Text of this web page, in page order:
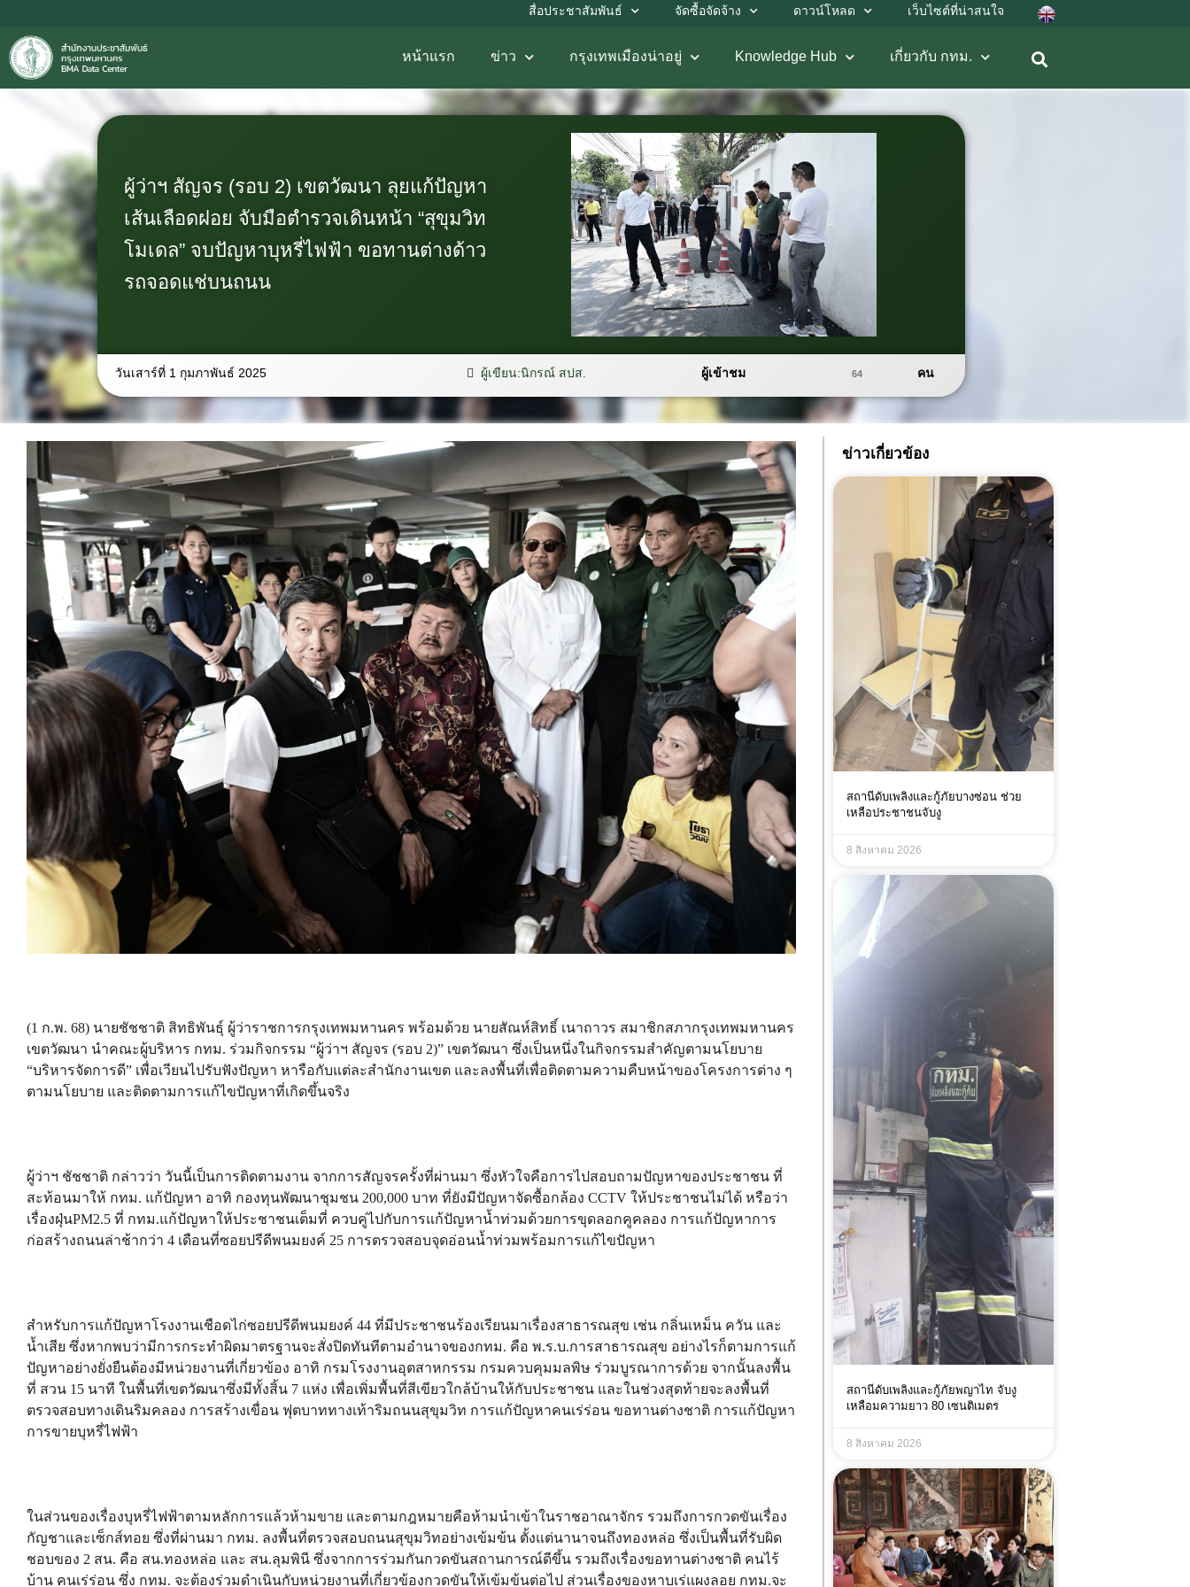
สื่อประชาสัมพันธ์ จัดซื้อจัดจ้าง ดาวน์โหลด เว็บไซต์ที่น่าสนใจ
หน้าแรก ข่าว กรุงเทพเมืองน่าอยู่ Knowledge Hub เกี่ยวกับ กทม.
ผู้ว่าฯ สัญจร (รอบ 2) เขตวัฒนา ลุยแก้ปัญหา
เส้นเลือดฝอย จับมือตำรวจเดินหน้า “สุขุมวิท
โมเดล” จบปัญหาบุหรี่ไฟฟ้า ขอทานต่างด้าว
รถจอดแช่บนถนน
วันเสาร์ที่ 1 กุมภาพันธ์ 2025 ผู้เขียน:นิกรณ์ สปส. ผู้เข้าชม 64 คน
(1 ก.พ. 68) นายชัชชาติ สิทธิพันธุ์ ผู้ว่าราชการกรุงเทพมหานคร พร้อมด้วย นายสัณห์สิทธิ์ เนาถาวร สมาชิกสภากรุงเทพมหานคร
เขตวัฒนา นำคณะผู้บริหาร กทม. ร่วมกิจกรรม “ผู้ว่าฯ สัญจร (รอบ 2)” เขตวัฒนา ซึ่งเป็นหนึ่งในกิจกรรมสำคัญตามนโยบาย
“บริหารจัดการดี” เพื่อเวียนไปรับฟังปัญหา หารือกับแต่ละสำนักงานเขต และลงพื้นที่เพื่อติดตามความคืบหน้าของโครงการต่าง ๆ
ตามนโยบาย และติดตามการแก้ไขปัญหาที่เกิดขึ้นจริง
ผู้ว่าฯ ชัชชาติ กล่าวว่า วันนี้เป็นการติดตามงาน จากการสัญจรครั้งที่ผ่านมา ซึ่งหัวใจคือการไปสอบถามปัญหาของประชาชน ที่
สะท้อนมาให้ กทม. แก้ปัญหา อาทิ กองทุนพัฒนาชุมชน 200,000 บาท ที่ยังมีปัญหาจัดซื้อกล้อง CCTV ให้ประชาชนไม่ได้ หรือว่า
เรื่องฝุ่นPM2.5 ที่ กทม.แก้ปัญหาให้ประชาชนเต็มที่ ควบคู่ไปกับการแก้ปัญหาน้ำท่วมด้วยการขุดลอกคูคลอง การแก้ปัญหาการ
ก่อสร้างถนนล่าช้ากว่า 4 เดือนที่ซอยปรีดีพนมยงค์ 25 การตรวจสอบจุดอ่อนน้ำท่วมพร้อมการแก้ไขปัญหา
สำหรับการแก้ปัญหาโรงงานเชือดไก่ซอยปรีดีพนมยงค์ 44 ที่มีประชาชนร้องเรียนมาเรื่องสาธารณสุข เช่น กลิ่นเหม็น ควัน และ
น้ำเสีย ซึ่งหากพบว่ามีการกระทำผิดมาตรฐานจะสั่งปิดทันทีตามอำนาจของกทม. คือ พ.ร.บ.การสาธารณสุข อย่างไรก็ตามการแก้
ปัญหาอย่างยั่งยืนต้องมีหน่วยงานที่เกี่ยวข้อง อาทิ กรมโรงงานอุตสาหกรรม กรมควบคุมมลพิษ ร่วมบูรณาการด้วย จากนั้นลงพื้น
ที่ สวน 15 นาที ในพื้นที่เขตวัฒนาซึ่งมีทั้งสิ้น 7 แห่ง เพื่อเพิ่มพื้นที่สีเขียวใกล้บ้านให้กับประชาชน และในช่วงสุดท้ายจะลงพื้นที่
ตรวจสอบทางเดินริมคลอง การสร้างเขื่อน ฟุตบาททางเท้าริมถนนสุขุมวิท การแก้ปัญหาคนเร่ร่อน ขอทานต่างชาติ การแก้ปัญหา
การขายบุหรี่ไฟฟ้า
ในส่วนของเรื่องบุหรี่ไฟฟ้าตามหลักการแล้วห้ามขาย และตามกฎหมายคือห้ามนำเข้าในราชอาณาจักร รวมถึงการกวดขันเรื่อง
กัญชาและเซ็กส์ทอย ซึ่งที่ผ่านมา กทม. ลงพื้นที่ตรวจสอบถนนสุขุมวิทอย่างเข้มข้น ตั้งแต่นานาจนถึงทองหล่อ ซึ่งเป็นพื้นที่รับผิด
ชอบของ 2 สน. คือ สน.ทองหล่อ และ สน.ลุมพินี ซึ่งจากการร่วมกันกวดขันสถานการณ์ดีขึ้น รวมถึงเรื่องขอทานต่างชาติ คนไร้
บ้าน คนเร่ร่อน ซึ่ง กทม. จะต้องร่วมดำเนินกับหน่วยงานที่เกี่ยวข้องกวดขันให้เข้มข้นต่อไป ส่วนเรื่องของหาบเร่แผงลอย กทม.จะ
ข่าวเกี่ยวข้อง
สถานีดับเพลิงและกู้ภัยบางซ่อน ช่วย
เหลือประชาชนจับงู
8 สิงหาคม 2026
สถานีดับเพลิงและกู้ภัยพญาไท จับงู
เหลือมความยาว 80 เซนติเมตร
8 สิงหาคม 2026